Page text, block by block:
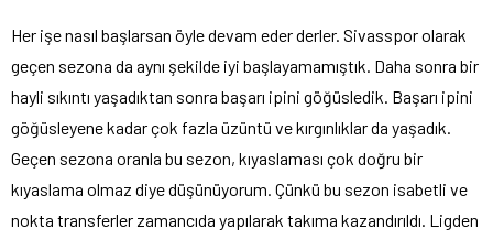
Her işe nasıl başlarsan öyle devam eder derler. Sivasspor olarak
geçen sezona da aynı şekilde iyi başlayamamıştık. Daha sonra bir
hayli sıkıntı yaşadıktan sonra başarı ipini göğüsledik. Başarı ipini
göğüsleyene kadar çok fazla üzüntü ve kırgınlıklar da yaşadık.
Geçen sezona oranla bu sezon, kıyaslaması çok doğru bir
kıyaslama olmaz diye düşünüyorum. Çünkü bu sezon isabetli ve
nokta transferler zamancıda yapılarak takıma kazandırıldı. Ligden